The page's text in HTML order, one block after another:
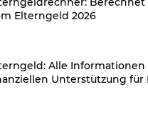
Elterngeld 2026
Alle Informationen
Unterstützung für